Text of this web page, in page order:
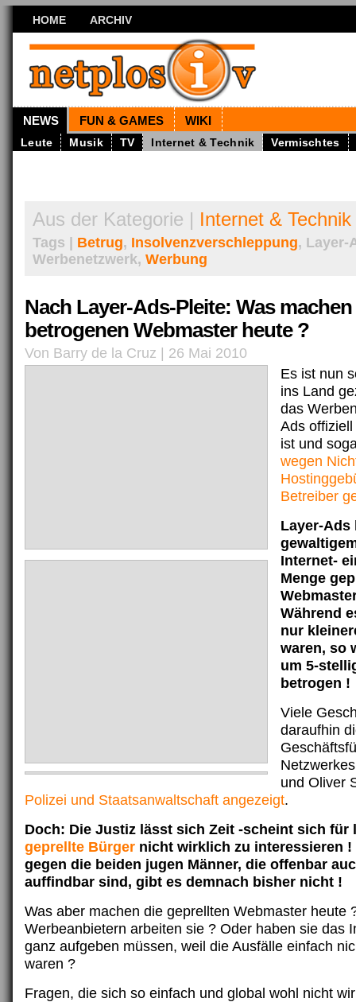
HOME ARCHIV
NEWS FUN & GAMES WIKI
Leute Musik TV Internet & Technik Vermischtes
Aus der Kategorie | Internet & Technik
Tags | Betrug, Insolvenzverschleppung, Layer-
Werbenetzwerk, Werbung
Nach Layer-Ads-Pleite: Was
betrogenen Webmaster heute ?
Von Barry de la Cruz | 26 Mai 2010
Es ist nun
ins Land
das
Ads
ist und
wegen
Betreiber
Layer-Ads
Internet-
Menge
Während
nur
waren, so
um 5-
betrogen !
Viele
daraufhin
und Oliver
Polizei und Staatsanwaltschaft angezeigt.
Doch: Die Justiz lässt sich Zeit -scheint sich für
geprellte Bürger nicht wirklich zu interessieren !
gegen die beiden jugen Männer, die offenbar
auffindbar sind, gibt es demnach bisher nicht !
Was aber machen die geprellten Webmaster heute
Werbeanbietern arbeiten sie ? Oder haben sie das
ganz aufgeben müssen, weil die Ausfälle einfach
waren ?
Fragen, die sich so einfach und global wohl nicht